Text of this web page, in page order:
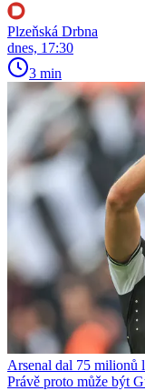
Plzeňská Drbna
dnes, 17:30
3 min
Arsenal dal 75 milionů
Právě proto může být